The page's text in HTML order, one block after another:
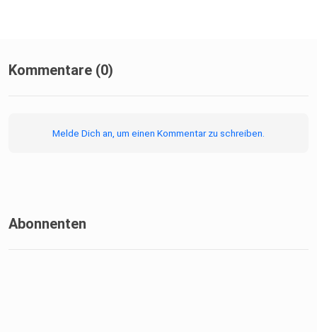
Kommentare (0)
Melde Dich an, um einen Kommentar zu schreiben.
Abonnenten